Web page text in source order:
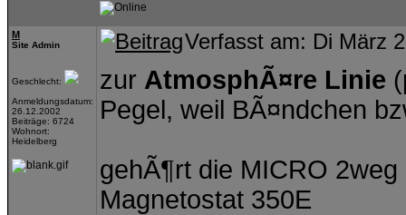
M
Site Admin
Geschlecht:
Anmeldungsdatum:
26.12.2002
Beiträge: 6724
Wohnort:
Heidelberg
Verfasst am: Di März
zur AtmosphÃ¤re Linie
Pegel, weil BÃ¤ndchen
gehÃ¶rt die MICRO
Magnetostat 350E